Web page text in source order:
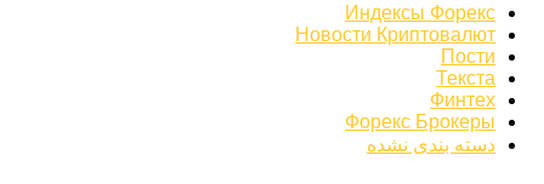
Индексы Форекс
Новости Криптовалют
Пости
Текста
Финтех
Форекс Брокеры
دسته بندی نشده